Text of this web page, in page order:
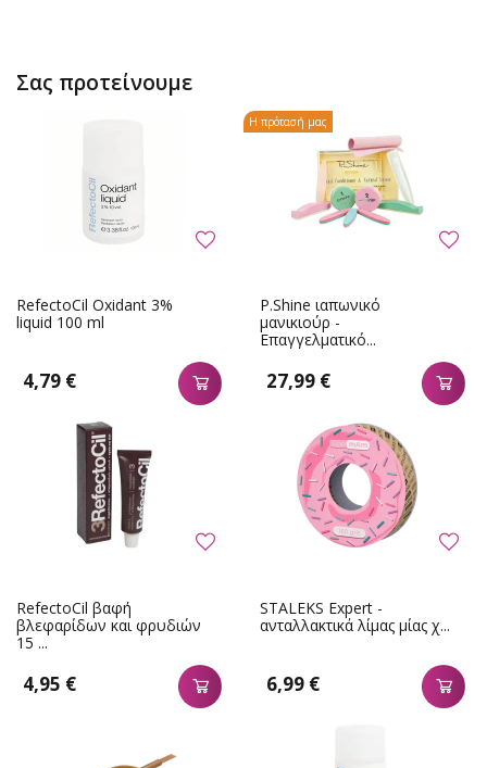
Σας προτείνουμε
RefectoCil Oxidant 3%
liquid 100 ml
4,79 €
P.Shine ιαπωνικό
μανικιούρ -
Επαγγελματικό...
27,99 €
Η πρότασή μας
RefectoCil βαφή
βλεφαρίδων και φρυδιών
15 ...
4,95 €
STALEKS Expert -
ανταλλακτικά λίμας μίας χ...
6,99 €